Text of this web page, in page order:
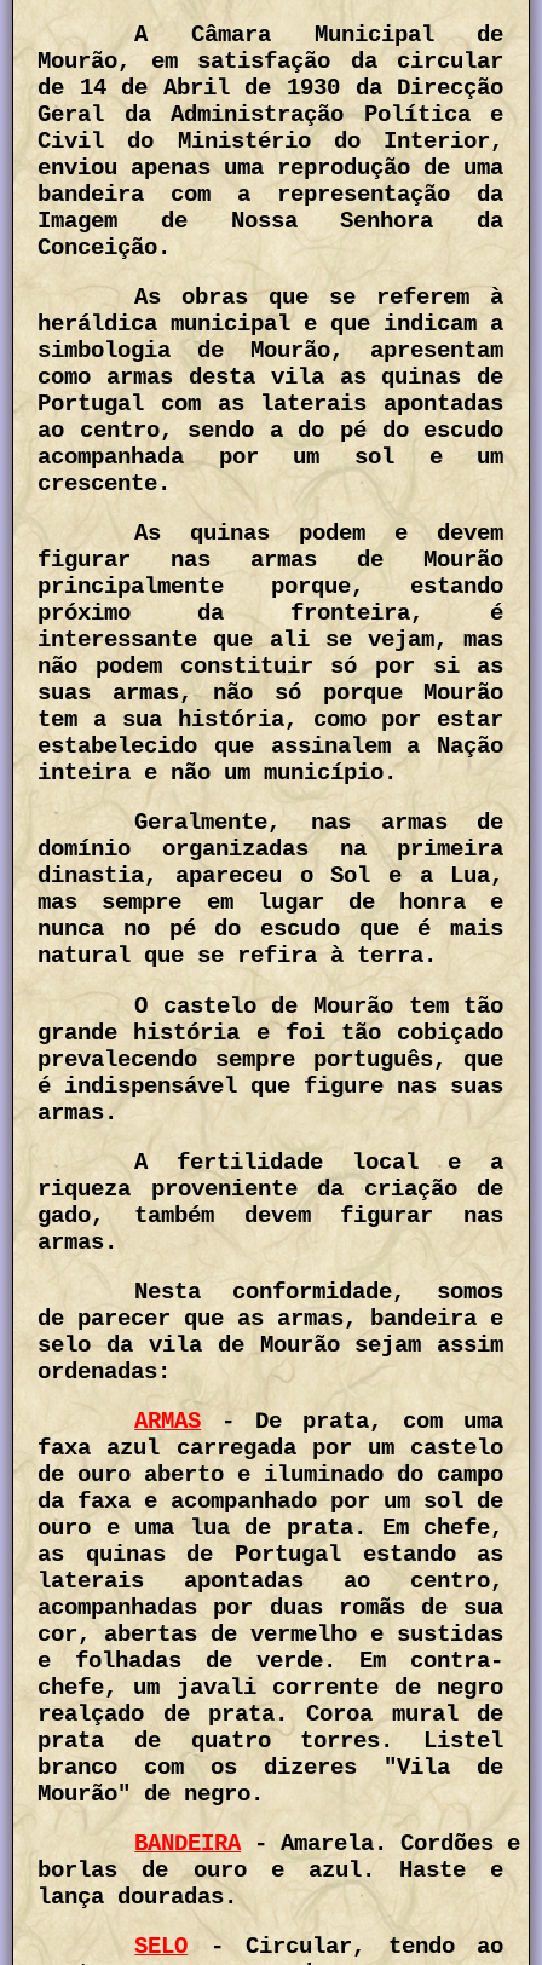
A Câmara Municipal de
Mourão, em satisfação da circular
de 14 de Abril de 1930 da Direcção
Geral da Administração Política e
Civil do Ministério do Interior,
enviou apenas uma reprodução de uma
bandeira com a representação da
Imagem de Nossa Senhora da
Conceição.
As obras que se referem à
heráldica municipal e que indicam a
simbologia de Mourão, apresentam
como armas desta vila as quinas de
Portugal com as laterais apontadas
ao centro, sendo a do pé do escudo
acompanhada por um sol e um
crescente.
As quinas podem e devem
figurar nas armas de Mourão
principalmente porque, estando
próximo da fronteira, é
interessante que ali se vejam, mas
não podem constituir só por si as
suas armas, não só porque Mourão
tem a sua história, como por estar
estabelecido que assinalem a Nação
inteira e não um município.
Geralmente, nas armas de
domínio organizadas na primeira
dinastia, apareceu o Sol e a Lua,
mas sempre em lugar de honra e
nunca no pé do escudo que é mais
natural que se refira à terra.
O castelo de Mourão tem tão
grande história e foi tão cobiçado
prevalecendo sempre português, que
é indispensável que figure nas suas
armas.
A fertilidade local e a
riqueza proveniente da criação de
gado, também devem figurar nas
armas.
Nesta conformidade, somos
de parecer que as armas, bandeira e
selo da vila de Mourão sejam assim
ordenadas:
ARMAS - De prata, com uma
faxa azul carregada por um castelo
de ouro aberto e iluminado do campo
da faxa e acompanhado por um sol de
ouro e uma lua de prata. Em chefe,
as quinas de Portugal estando as
laterais apontadas ao centro,
acompanhadas por duas romãs de sua
cor, abertas de vermelho e sustidas
e folhadas de verde. Em contra-
chefe, um javali corrente de negro
realçado de prata. Coroa mural de
prata de quatro torres. Listel
branco com os dizeres "Vila de
Mourão" de negro.
BANDEIRA- Amarela. Cordões e
borlas de ouro e azul. Haste e
lança douradas.
SELO- Circular, tendo ao